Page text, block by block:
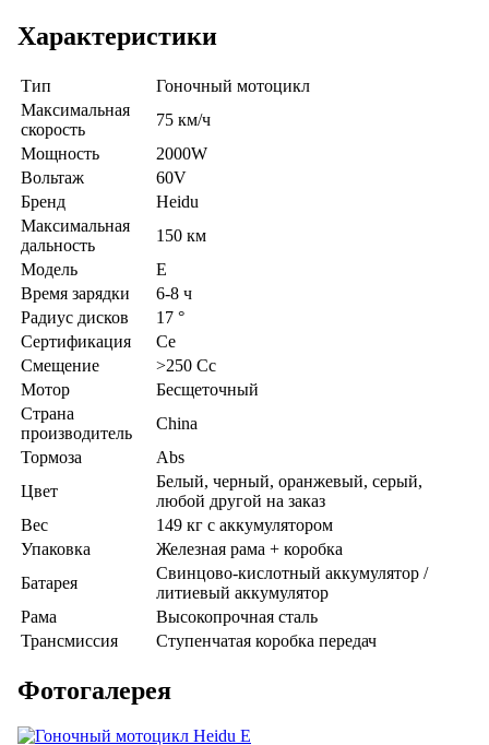
Характеристики
Тип
Гоночный мотоцикл
Максимальная
скорость
75 км/ч
Мощность
2000W
Вольтаж
60V
Бренд
Heidu
Максимальная
дальность
150 км
Модель
E
Время зарядки
6-8 ч
Радиус дисков
17 °
Сертификация
Ce
Смещение
>250 Cc
Мотор
Бесщеточный
Страна
производитель
China
Тормоза
Abs
Цвет
Белый, черный, оранжевый, серый,
любой другой на заказ
Вес
149 кг с аккумулятором
Упаковка
Железная рама + коробка
Батарея
Свинцово-кислотный аккумулятор /
литиевый аккумулятор
Рама
Высокопрочная сталь
Трансмиссия
Ступенчатая коробка передач
Фотогалерея